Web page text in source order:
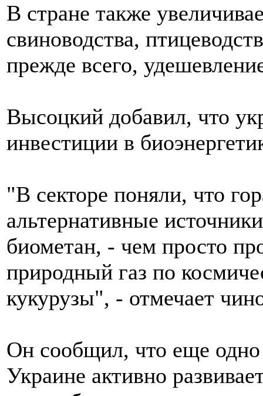
В стране также
свиноводства,
прежде всего,
Высоцкий добавил, что
инвестиции в
"В секторе поняли, что
альтернативные
биометан, - чем просто
природный газ по
кукурузы", - отмечает
Он сообщил, что еще одно
Украине активно